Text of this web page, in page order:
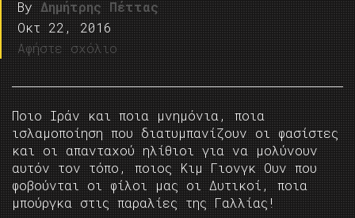
By Δημήτρης Πέττας
Οκτ 22, 2016
Αφήστε σχόλιο
Ποιο Ιράν και ποια μνημόνια, ποια
ισλαμοποίηση που διατυμπανίζουν οι φασίστες
και οι απανταχού ηλίθιοι για να μολύνουν
αυτόν τον τόπο, ποιος Κιμ Γιονγκ Ουν που
φοβούνται οι φίλοι μας οι Δυτικοί, ποια
μπούργκα στις παραλίες της Γαλλίας!